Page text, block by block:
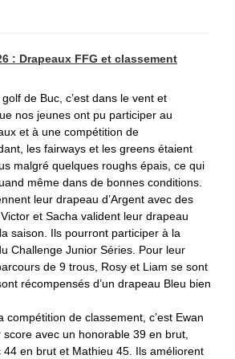
: Drapeaux FFG et classement
de Buc, c’est dans le vent et
nos jeunes ont pu participer au
et à une compétition de
les fairways et les greens étaient
malgré quelques roughs épais, ce qui
même dans de bonnes conditions.
leur drapeau d’Argent avec des
et Sacha valident leur drapeau
saison. Ils pourront participer à la
Challenge Junior Séries. Pour leur
de 9 trous, Rosy et Liam se sont
récompensés d’un drapeau Bleu bien
compétition de classement, c’est Ewan
avec un honorable 39 en brut,
44 en brut et Mathieu 45. Ils améliorent